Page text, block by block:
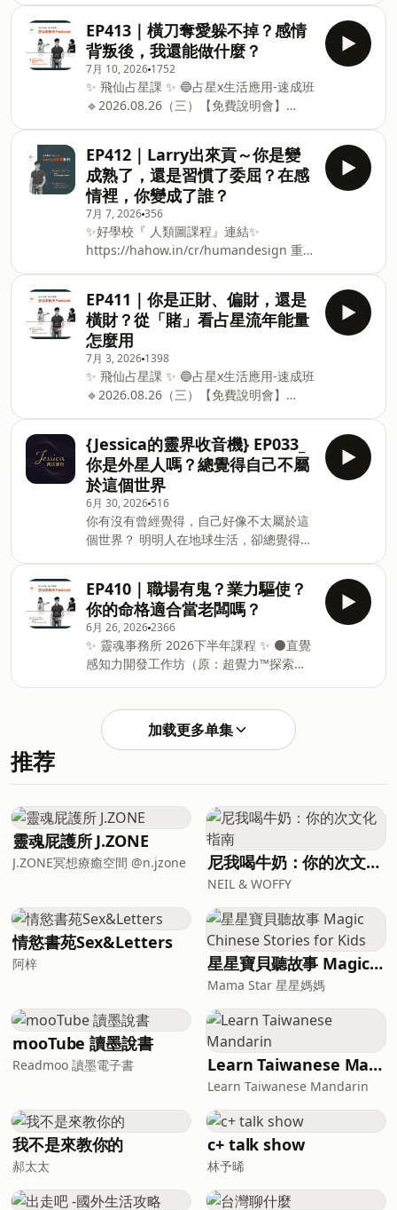
https://hahow.in/cr/humandesign 重
點整理 很多人明知道選錯了，卻還是怎麼
樣都不肯承認？
https://www.surveycake.com/s/9MvB1
🔹2026.11.15 (日) 10:00-18:00 臺北假日
班
https://www.surveycake.com/s/6VmMW
🟢量子風水與水晶調頻：能量轉化實務班
（原：風水晶彩一日工作坊）
錯覺或胡思亂想，但在課程裡被 Jessica
說中後，才開始更相信自己收到的訊息，
以及對人、對空間、對能量的感覺。
Jessica 也分享，感知力不一定只有「看
見」這一種形式。 有些人的感知入口是嗅
覺，有些人是觸覺，有些人可能透過味
覺、身體動作或內在畫面接收訊息。 那些
生活裡看似平凡的小習慣，也許其實都是
內在感知力正在表達。 這集也談到魔法學
院課程裡的核心： 每個人都可以感覺得
到，也都可以透過練習把能量與訊息帶回
生活中！ Jessica 並不是要大家向外追求
神秘，而是回到自己的內在神性，從自己
的底色出發，重新看待世界~ 最後，這集
真正想留下的是「體驗」。 Jessica 提
醒，如果某些說法你沒有體驗到，就不需
要勉強相信；但如果你真的體驗到了，就
把那份感
EP413｜橫刀奪愛躲不掉？感情
背叛後，我還能做什麼？
7月 10, 2026 1752
✨ 飛仙占星課 ✨ 🔵占星x生活應用-速成班
🔹2026.08.26（三）【免費說明會】
2026.10.31
https://m.sce.pccu.edu.tw/class_detail?
id=UUFAB5096 ✨ 靈魂事務所 2026下半
年課程 ✨ ⚫直覺感知力開發工作坊（原：
超覺力™探索初階工作坊） 🔹2026.07.12
(日) 10:00-18:00 臺北假日班
https://www.surveycake.com/s/9MvB1
🔹2026.11.15 (日) 10:00-18:00 臺北假日
班
https://www.surveycake.com/s/6VmMW
🟢量子風水與水晶調頻：能量轉化實務班
（原：風水晶彩一日工作坊）
EP412｜Larry出來貢～你是變
成熟了，還是習慣了委屈？在感
情裡，你變成了誰？
7月 7, 2026356
✨好學校『 人類圖課程』連結✨
https://hahow.in/cr/humandesign 重
屈？ 當你開始常常說「算了」，那真的是
成熟嗎？ 真正的包容，心裡會不會一直有
悶住的感覺？ 有些話一直不說，最後會不
會用別的方式跑出來？ 表面上沒有吵架的
關係，有時候更讓人累？ 當你越來越常說
「都可以」，你是真的沒意見嗎？ 在感情
裡，你還是原本的你嗎？還是已經變成另
一個人？ ＃Youtube『內在小孩療癒』冥
想 https://youtu.be/vnvfDbkUIYo ＃
Youtube『深層放鬆』冥想
https://www.youtube.com/watch?
v=wxBAwOFRIiQ ＃Youtube 影片｜短片
http://www.youtube.com/@souloffice9328
＃T
EP411｜你是正財、偏財，還是
橫財？從「賭」看占星流年能量
怎麼用
7月 3, 2026 1398
✨ 飛仙占星課 ✨ 🔵占星x生活應用-速成班
🔹2026.08.26（三）【免費說明會】
id=UUFAB508A 🔹2026.09.19-
2026.10.31
https://m.sce.pccu.edu.tw/class_detail?
id=UUFAB5096 ✨ 靈魂事務所 2026下半
年課程 ✨ ⚫直覺感知力開發工作坊（原：
超覺力™探索初階工作坊） 🔹2026.07.12
(日) 10:00-18:00 臺北假日班
https://www.surveycake.com/s/9MvB1
🔹2026.11.15 (日) 10:00-18:00 臺北假日
班
https://www.surveycake.com/s/6VmMW
🟢量子風水與水晶調頻：能量轉化實務班
（原：風水晶彩一日工作坊
{Jessica的靈界收音機} EP033_
你是外星人嗎？總覺得自己不屬
於這個世界
6月 30, 2026 516
你有沒有曾經覺得，自己好像不太屬於這
個世界？ 明明人在地球生活，卻總覺得自
會，甚至自己的情緒，好像都可以參與其
中， 但內在又有一部分的自己，始終站在
比較遠的地方，看著這一切發生。 在量子
催眠的過程裡，Jessica 遇過許多個案，
都曾經帶著這樣的疑問來到她面前。 而個
案透過這些畫面與感受，重新體驗到一種
很深的狀態。 很像我們常說的「愛自
己」，可是當這句話只是 slogan 的時
候，它還只是停在頭腦裡。 我們知道自己
應該愛自己，知道自己值得被愛，也知道
真正「感受到」，是完全不同的事情。 你
力量嗎？ 又或者，你也正在收集跟催眠有
關的訊息呢？ 這一集，想和你分享量子催
眠裡，那個關於外星人、臨在感，以及
「我就是我」的故事。 --- Je
EP410｜職場有鬼？業力驅使？
你的命格適合當老闆嗎？
6月 26, 20262366
✨ 靈魂事務所 2026下半年課程 ✨ ⚫直覺
感知力開發工作坊（原：超覺力™探索初
https://www.surveycake.com/s/9MvB1
🔹2026.11.15 (日) 10:00-18:00 臺北假日
（原：風水晶彩一日工作坊）
🔹2026.07.04 (六) 10:00-17:30 臺北假日
班
https://www.surveycake.com/s/Zz367
🔹2026.10.31 (六) 10:00-17:30 臺北假日
班
https://www.surveycake.com/s/GxLPz
🔴覺察整合 核心課程 （為期四個月，臺
加载更多单集
推荐
靈魂屁護所 J.ZONE
J.ZONE冥想療癒空間 @n.jzone 尼我喝牛奶：你的次文化指南
NEIL & WOFFY
情慾書苑Sex&Letters
阿梓 星星寶貝聽故事 Magic Chinese Stories for Kids
Mama Star 星星媽媽
mooTube 讀墨說書
Readmoo 讀墨電子書 Learn Taiwanese Mandarin
Learn Taiwanese Mandarin
我不是來教你的
郝太太
c+ talk show
林予晞